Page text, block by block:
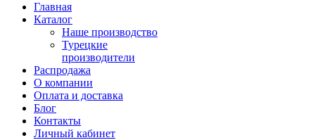
Главная
Каталог
Наше производство
Турецкие
производители
Распродажа
О компании
Оплата и доставка
Блог
Контакты
Личный кабинет